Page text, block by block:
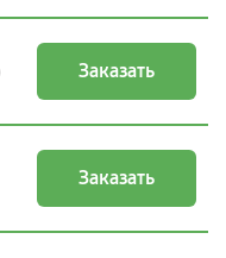
Заказать
Заказать